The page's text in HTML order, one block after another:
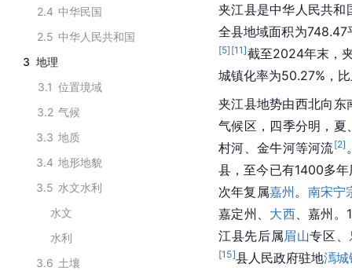
2.4 中华民国
2.5 中华人民共和国
3 地理
3.1 位置境域
3.2 气候
3.3 地质
3.4 地形地貌
3.5 水文水利
水文
水利
3.6 土壤
夹江县是中华人民共和
全县地域面积为
[5] [11]截至2024年末，
城镇化率为50.27%，
夹江县地势由西北向
气候区，四季分明，
村河、金牛河等河流[2]
县，至今已有1400多年
次年复属嘉州 。 南宋宁
嘉定州、 大西、嘉州。
江县先后属眉山专区、
[15]县人民政府驻地漹城